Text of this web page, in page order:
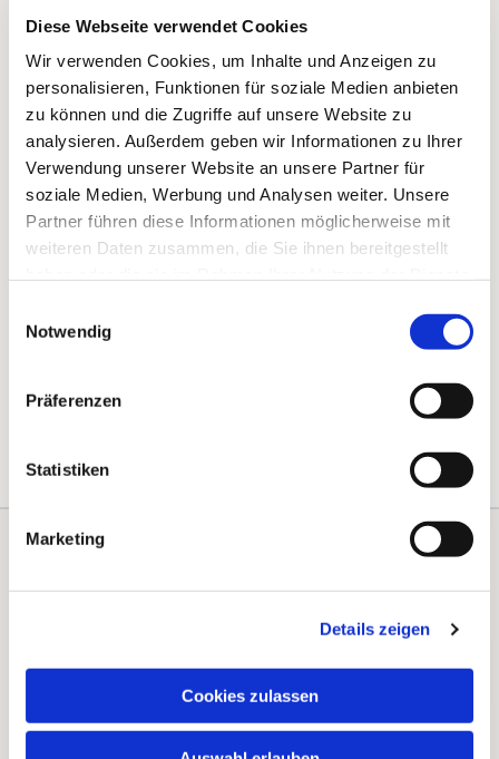
Diese Webseite verwendet Cookies
Wir verwenden Cookies, um Inhalte und Anzeigen zu
personalisieren, Funktionen für soziale Medien anbieten
zu können und die Zugriffe auf unsere Website zu
analysieren. Außerdem geben wir Informationen zu Ihrer
Verwendung unserer Website an unsere Partner für
soziale Medien, Werbung und Analysen weiter. Unsere
Partner führen diese Informationen möglicherweise mit
weiteren Daten zusammen, die Sie ihnen bereitgestellt
Notwendig
Präferenzen
Statistiken
Marketing
Details zeigen
Cookies zulassen
Kontakte
FAQ